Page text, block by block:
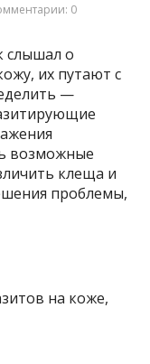
0
слышал о
их путают с
—
возможные
клеща и
проблемы,
на коже,